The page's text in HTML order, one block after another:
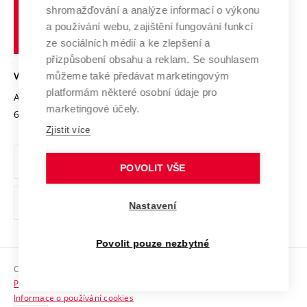
Transfer znalostí
Open Science
Projekty
Projekty ze strukturálních fondů
Specifický výzkum
Mezinárodní dohody
Univerzitní sítě
Udržitelná univerzita
Podnikavá univerzita / ContriBUTe
Bezpečná univerzita
Vyznamenání
Organizační struktura
Ochrana osobních údajů
odkaz)
Sociální bezpečí
HR Award
učení
technické
Brně
VYSOKÉ UČENÍ TECHNICKÉ V BRNĚ
Antonínská 548/1
602 00 Brno
www.vut.cz
vut@vutbr.cz
Copyright © 2026 VUT
Prohlášení o přístupnosti
Informace o používání cookies
shromažďování a analýze informací o výkonu
a používání webu, zajištění fungování funkcí
ze sociálních médií a ke zlepšení a
přizpůsobení obsahu a reklam. Se souhlasem
můžeme také předávat marketingovým
platformám některé osobní údaje pro
marketingové účely.
Zjistit více
POVOLIT VŠE
Nastavení
Povolit pouze nezbytné